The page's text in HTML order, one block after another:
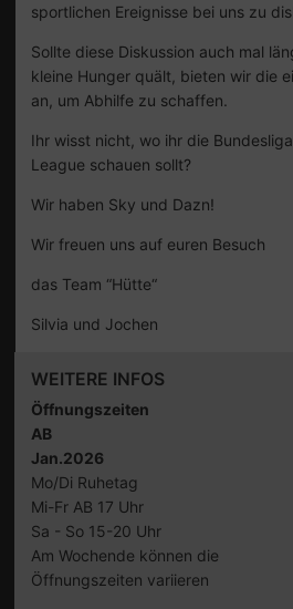
sportlichen Ereignisse bei uns zu
Sollte diese Diskussion auch mal
kleine Hunger quält, bieten wir die
an, um Abhilfe zu schaffen.
Ihr wisst nicht, wo ihr die
League schauen sollt?
Wir haben Sky und Dazn!
Wir freuen uns auf euren Besuch
das Team “Hütte“
Silvia und Jochen
WEITERE INFOS
Öffnungszeiten
AB
Jan.2026
Mo/Di Ruhetag
Mi-Fr AB 17 Uhr
Sa - So 15-20 Uhr
Am Wochende können die
Öffnungszeiten variieren